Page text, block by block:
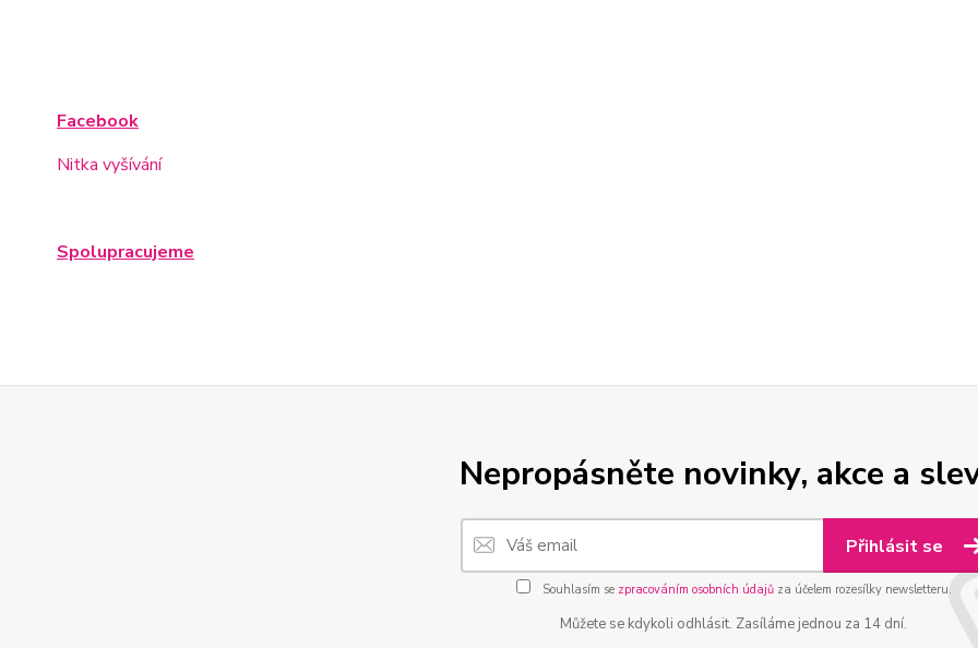
Facebook
Nitka vyšívání
Spolupracujeme
Nepropásněte novinky, akce a
Přihlásit se
Souhlasím se zpracováním osobních údajůza účelem rozesílky newsletteru.
Můžete se kdykoli odhlásit. Zasíláme jednou za 14 dní.